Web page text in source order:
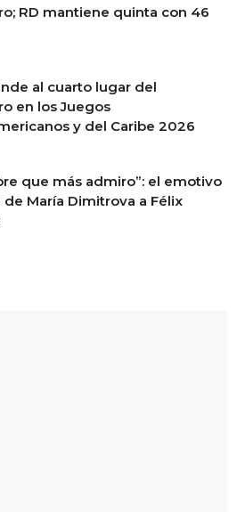
RD mantiene quinta con 46
al cuarto lugar del
en los Juegos
y del Caribe 2026
que más admiro”: el emotivo
de María Dimitrova a Félix